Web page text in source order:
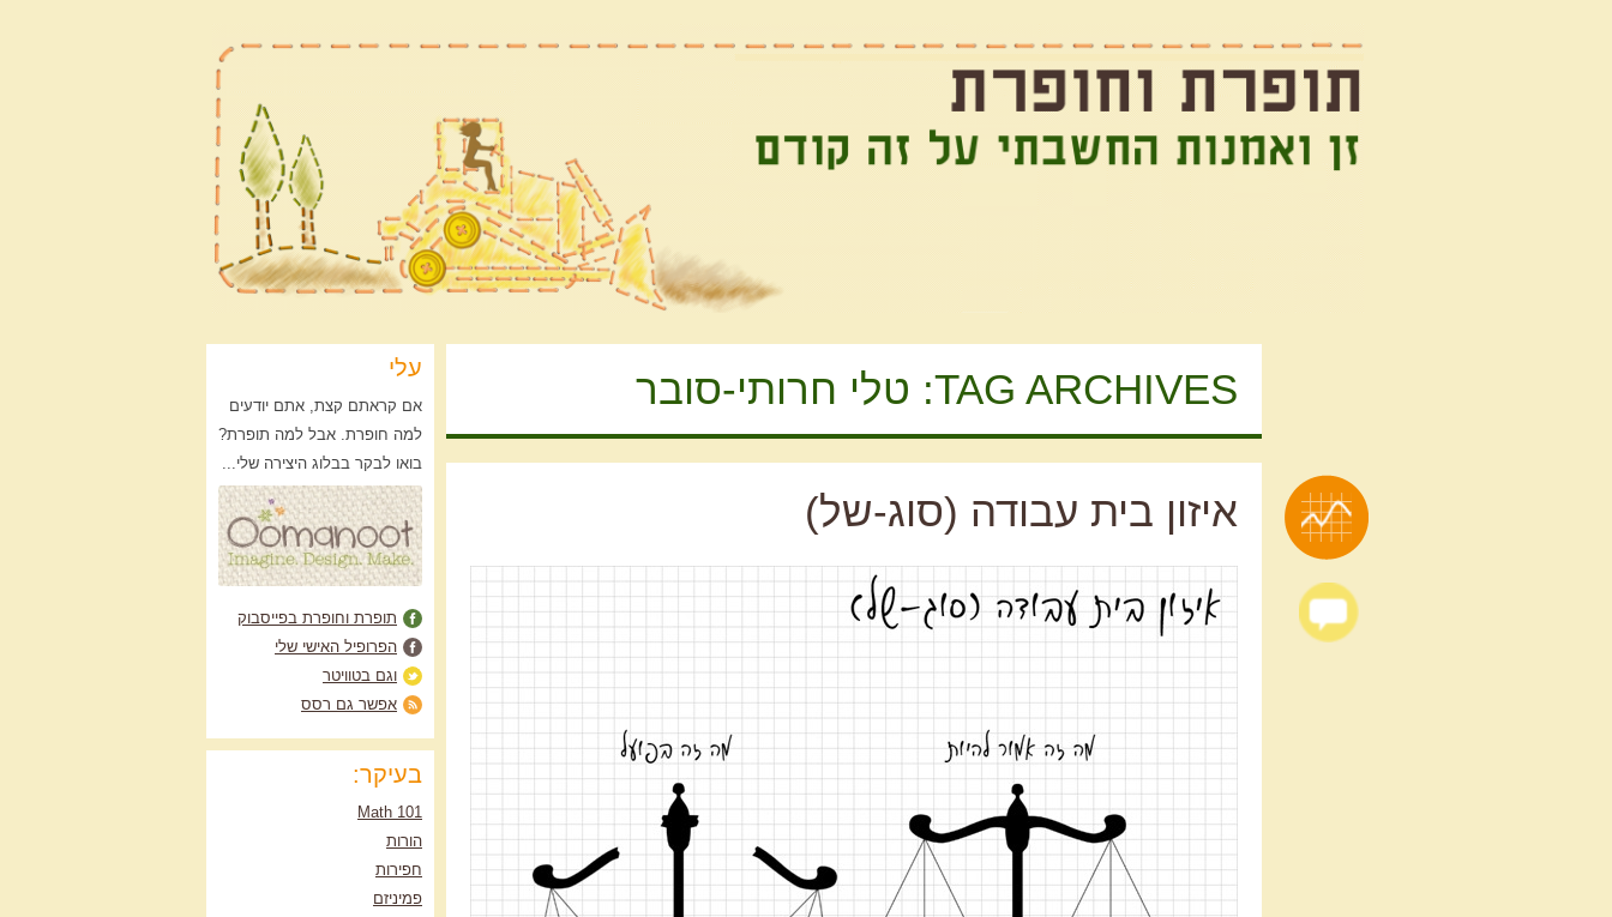
תופרת וחופרת
זן ואמנות החשבתי על זה קודם
TAG ARCHIVES: טלי חרותי-סובר
איזון בית עבודה (סוג-של)
עלי
אם קראתם קצת, אתם יודעים
למה חופרת. אבל למה תופרת?
בואו לבקר בבלוג היצירה שלי...
תופרת וחופרת בפייסבוק
הפרופיל האישי שלי
וגם בטוויטר
אפשר גם רסס
בעיקר:
Math 101
הורות
חפירות
פמיניזם